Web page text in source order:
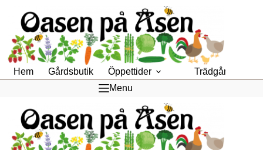
innehåll
Hem Gårdsbutik Öppettider Trädgårdsfik
Menu